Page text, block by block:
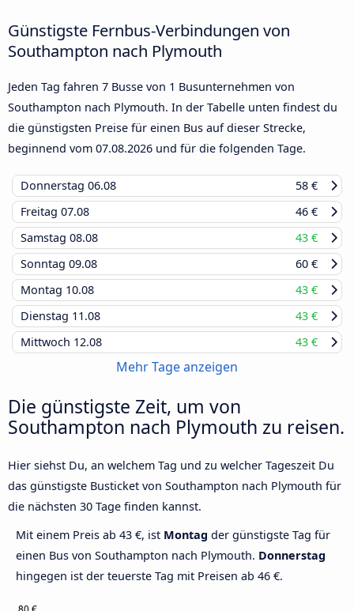
Günstigste Fernbus-Verbindungen von
Southampton nach Plymouth
Jeden Tag fahren 7 Busse von 1 Busunternehmen von
Southampton nach Plymouth. In der Tabelle unten findest du
die günstigsten Preise für einen Bus auf dieser Strecke,
beginnend vom 07.08.2026 und für die folgenden Tage.
Donnerstag 06.08
58 €
Freitag 07.08
46 €
Samstag 08.08
43 €
Sonntag 09.08
60 €
Montag 10.08
43 €
Dienstag 11.08
43 €
Mittwoch 12.08 43 €
Mehr Tage anzeigen
Die günstigste Zeit, um von
Southampton nach Plymouth zu reisen.
Hier siehst Du, an welchem Tag und zu welcher Tageszeit Du
das günstigste Busticket von Southampton nach Plymouth für
die nächsten 30 Tage finden kannst.
Mit einem Preis ab 43 €, ist Montag der günstigste Tag für
einen Bus von Southampton nach Plymouth. Donnerstag
hingegen ist der teuerste Tag mit Preisen ab 46 €.